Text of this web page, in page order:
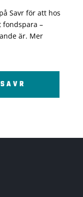
Savr för att hos
–
är. Mer